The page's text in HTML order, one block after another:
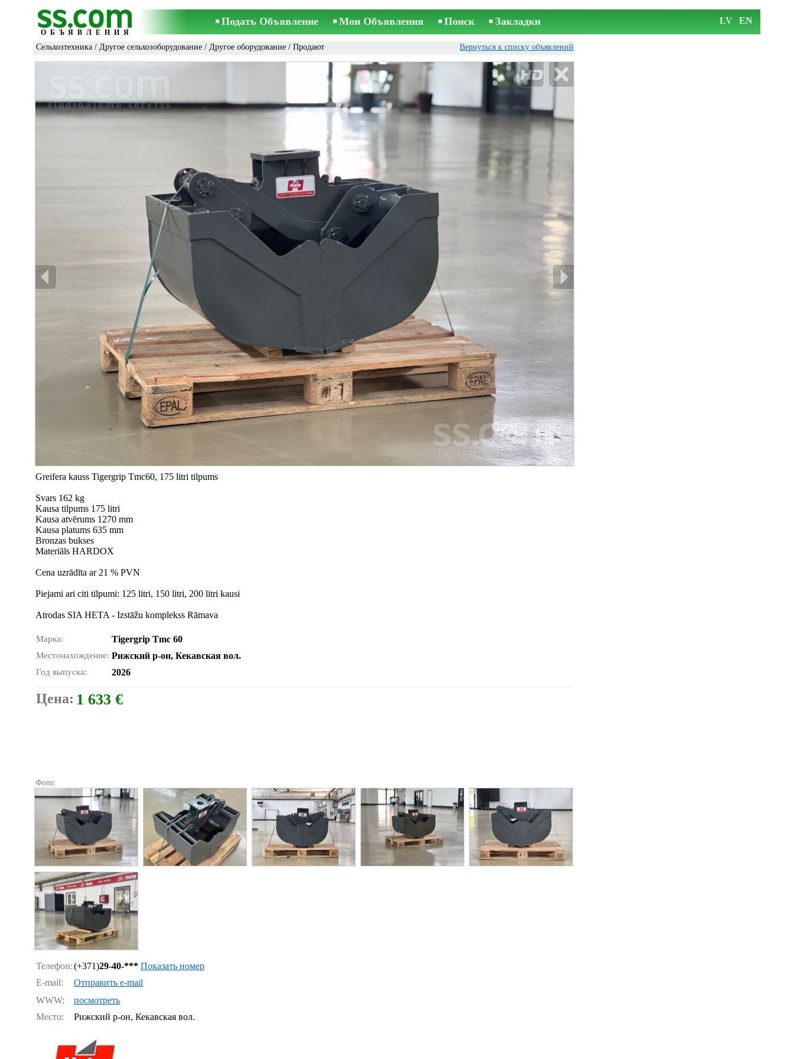
ОБЪЯВЛЕНИЯ
Подать Объявление Мои Объявления Поиск Закладки LV EN
Сельхозтехника / Другое сельхозоборудование / Другое оборудование / Продают Вернуться к списку объявлений
Greifera kauss Tigergrip Tmc60, 175 litri tilpums
Svars 162 kg
Kausa tilpums 175 litri
Kausa atvērums 1270 mm
Kausa platums 635 mm
Bronzas bukses
Materiāls HARDOX
Cena uzrādīta ar 21 % PVN
Piejami ari citi tilpumi: 125 litri, 150 litri, 200 litri kausi
Atrodas SIA HETA - Izstāžu komplekss Rāmava
Марка: Tigergrip Tmc 60
Местонахождение: Рижский р-он, Кекавская вол.
Год выпуска: 2026
Цена: 1 633 €
Фото:
Телефон:(+371)29-40-*** Показать номер
E-mail:
Отправить e-mail
WWW:
посмотреть
Место:
Рижский р-он, Кекавская вол.